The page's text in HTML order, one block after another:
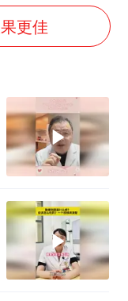
男子杀人后逃进深山21年活得像野人
国无影响
29岁依旧是小孩 外婆偷偷给孙女塞钱
985博士后被曝在妻子孕期出轨后续
如何把百年大党建设得更加坚强有力？
更佳